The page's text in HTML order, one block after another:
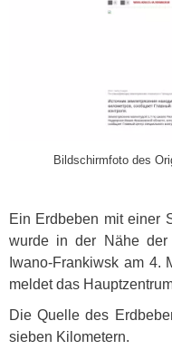
Bildschirmfoto des
Ein Erdbeben mit einer
wurde in der Nähe der
Iwano-Frankiwsk am 4.
meldet das
Die Quelle des
sieben Kilometern.